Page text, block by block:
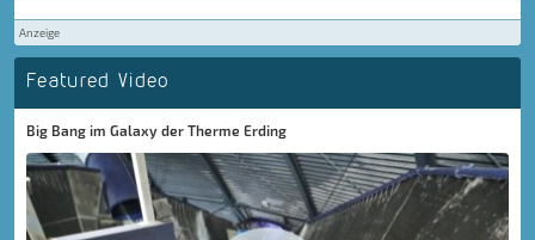
Anzeige
Featured Video
Big Bang im Galaxy der Therme Erding